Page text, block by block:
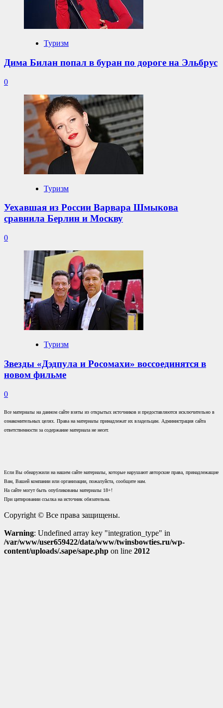
Туризм
Дима Билан попал в буран по дороге на Эльбрус
0
Туризм
Уехавшая из России Варвара Шмыкова
сравнила Берлин и Москву
0
Туризм
Звезды «Дэдпула и Росомахи» воссоединятся в
новом фильме
0
Все материалы на данном сайте взяты из открытых источников и предоставляются исключительно в
ознакомительных целях. Права на материалы принадлежат их владельцам. Администрация сайта
ответственности за содержание материала не несет.
Если Вы обнаружили на нашем сайте материалы, которые нарушают авторские права, принадлежащие
Вам, Вашей компании или организации, пожалуйста, сообщите нам.
На сайте могут быть опубликованы материалы 18+!
При цитировании ссылка на источник обязательна.
Copyright © Все права защищены.
Warning: Undefined array key "integration_type" in
/var/www/user659422/data/www/twinsbowties.ru/wp-
content/uploads/.sape/sape.php on line 2012